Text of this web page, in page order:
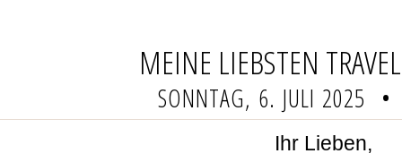
MEINE LIEBSTEN
SONNTAG, 6. JULI 2025 •
Ihr Lieben,